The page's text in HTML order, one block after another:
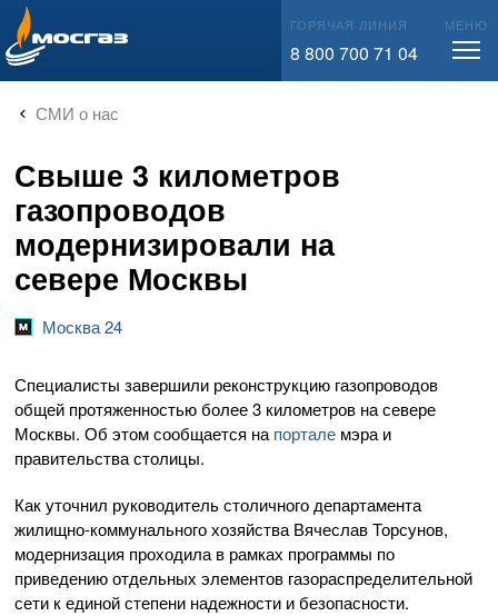
info@mos-gaz.ru ГОРЯЧАЯ ЛИНИЯ
8 800 700 71 04
МЕНЮ
СМИ о нас
Свыше 3 километров
газопроводов
модернизировали на
севере Москвы
Москва 24
Специалисты завершили реконструкцию газопроводов
общей протяженностью более 3 километров на севере
Москвы. Об этом сообщается на портале мэра и
правительства столицы.
Как уточнил руководитель столичного департамента
жилищно-коммунального хозяйства Вячеслав Торсунов,
модернизация проходила в рамках программы по
приведению отдельных элементов газораспределительной
сети к единой степени надежности и безопасности.